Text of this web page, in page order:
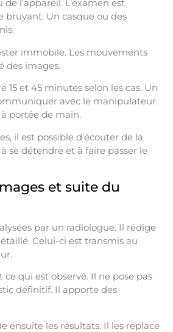
de l’appareil. L’examen est
bruyant. Un casque ou des
immobile. Les mouvements
des images.
15 et 45 minutes selon les cas. Un
avec le manipulateur.
portée de main.
il est possible d’écouter de la
se détendre et à faire passer le
et suite du
par un radiologue. Il rédige
Celui-ci est transmis au
qui est observé. Il ne pose pas
définitif. Il apporte des
ensuite les résultats. Il les replace